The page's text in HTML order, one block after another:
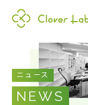
COMPANY
企業情報
ニュース
NEWS